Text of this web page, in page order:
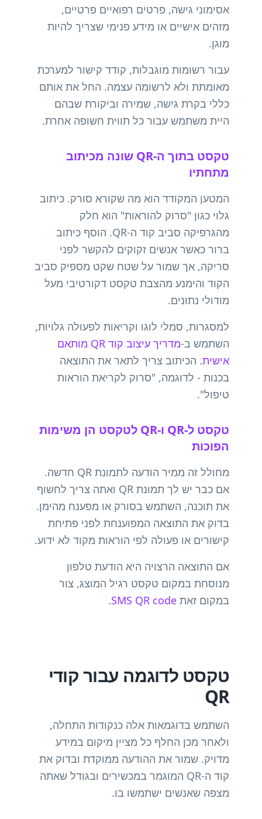
אסימוני גישה, פרטים רפואיים פרטיים,
מזהים אישיים או מידע פנימי שצריך להיות
מוגן.
עבור רשומות מוגבלות, קודד קישור למערכת
מאומתת ולא לרשומה עצמה. החל את אותם
כללי בקרת גישה, שמירה וביקורת שבהם
היית משתמש עבור כל תווית חשופה אחרת.
טקסט בתוך ה-QR שונה מכיתוב
מתחתיו
המטען המקודד הוא מה שקורא סורק. כיתוב
גלוי כגון "סרוק להוראות" הוא חלק
מהגרפיקה סביב קוד ה-QR. הוסף כיתוב
ברור כאשר אנשים זקוקים להקשר לפני
סריקה, אך שמור על שטח שקט מספיק סביב
הקוד והימנע מהצבת טקסט דקורטיבי מעל
מודולי נתונים.
למסגרות, סמלי לוגו וקריאות לפעולה גלויות,
השתמש ב-
מדריך עיצוב קוד QR מותאם
אישית. הכיתוב צריך לתאר את התוצאה
בכנות - לדוגמה, "סרוק לקריאת הוראות
טיפול".
טקסט ל-QR ו-QR לטקסט הן משימות
הפוכות
מחולל זה ממיר הודעה לתמונת QR חדשה.
אם כבר יש לך תמונת QR ואתה צריך לחשוף
את תוכנה, השתמש בסורק או מפענח מהימן.
בדוק את התוצאה המפוענחת לפני פתיחת
קישורים או פעולה לפי הוראות מקוד לא ידוע.
אם התוצאה הרצויה היא הודעת טלפון
מנוסחת במקום טקסט רגיל המוצג, צור
במקום זאת SMS QR code
.
טקסט לדוגמה עבור קודי
QR
השתמש בדוגמאות אלה כנקודות התחלה,
ולאחר מכן החלף כל מציין מיקום במידע
מדויק. שמור את ההודעה ממוקדת ובדוק את
קוד ה-QR המוגמר במכשירים ובגודל שאתה
מצפה שאנשים ישתמשו בו.